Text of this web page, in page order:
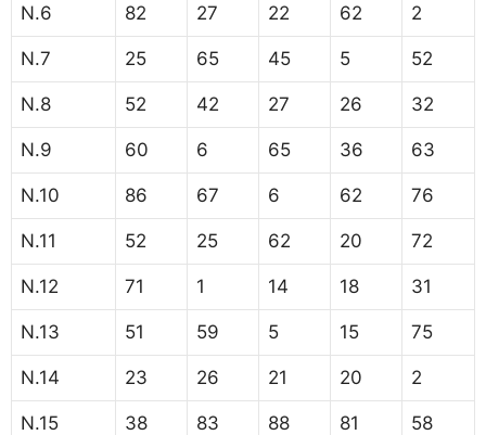
N.6 82 27 22 62 2
N.7 25 65 45 5 52
N.8 52 42 27 26 32
N.9 60 6 65 36 63
N.10 86 67 6 62 76
N.11 52 25 62 20 72
N.12 71 1 14 18 31
N.13 51 59 5 15 75
N.14 23 26 21 20 2
N.15 38 83 88 81 58